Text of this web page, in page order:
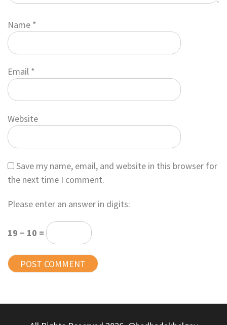
Name *
Email *
Website
Save my name, email, and website in this browser for
the next time I comment.
Please enter an answer in digits:
19 − 10 =